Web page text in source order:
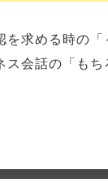
を求める時の
ス会話の「も